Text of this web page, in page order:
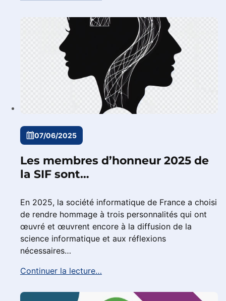
07/06/2025
Les membres d’honneur 2025 de
la SIF sont…
En 2025, la société informatique de France a choisi
de rendre hommage à trois personnalités qui ont
œuvré et œuvrent encore à la diffusion de la
science informatique et aux réflexions
nécessaires…
Continuer la lecture…